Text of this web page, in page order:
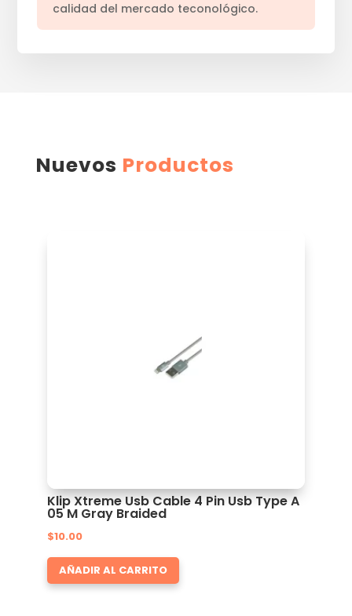
calidad del mercado teconológico.
Nuevos Productos
Klip Xtreme Usb Cable 4 Pin Usb Type A
05 M Gray Braided
$10.00
AÑADIR AL CARRITO